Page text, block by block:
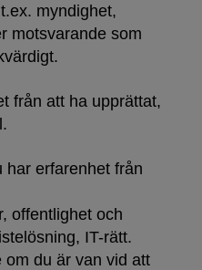
myndighet,
motsvarande som
från att ha upprättat,
har erfarenhet från
offentlighet och
IT-rätt.
om du är van vid att